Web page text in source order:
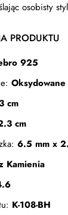
osobisty
PRODUKTU
925
Oksydowane
cm
cm
6.5 mm x
Kamienia
K-108-BH